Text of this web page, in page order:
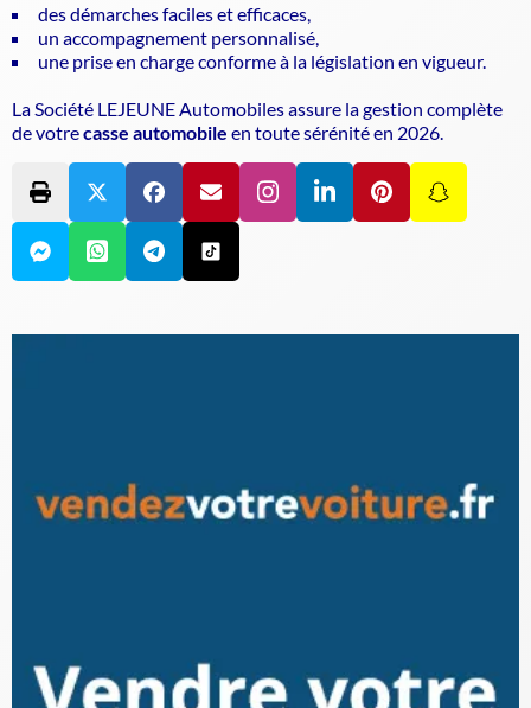
des démarches faciles et efficaces,
un accompagnement personnalisé,
une prise en charge conforme à la législation en vigueur.
La Société LEJEUNE Automobiles assure la gestion complète
de votrecasse automobile en toute sérénité en 2026.